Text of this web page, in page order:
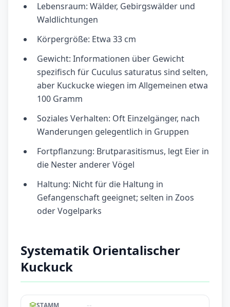
Lebensraum: Wälder, Gebirgswälder und
Waldlichtungen
Körpergröße: Etwa 33 cm
Gewicht: Informationen über Gewicht
spezifisch für Cuculus saturatus sind selten,
aber Kuckucke wiegen im Allgemeinen etwa
100 Gramm
Soziales Verhalten: Oft Einzelgänger, nach
Wanderungen gelegentlich in Gruppen
Fortpflanzung: Brutparasitismus, legt Eier in
die Nester anderer Vögel
Haltung: Nicht für die Haltung in
Gefangenschaft geeignet; selten in Zoos
oder Vogelparks
Systematik Orientalischer
Kuckuck